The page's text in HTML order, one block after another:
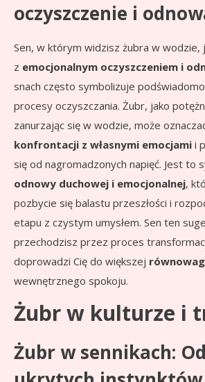
oczyszczenie i
Sen, w którym widzisz żubra w wodzie,
z emocjonalnym oczyszczeniem i
snach często symbolizuje
procesy oczyszczania. Żubr, jako
zanurzając się w wodzie, może
konfrontacji z własnymi emocjami i
się od nagromadzonych napięć. Jest to
odnowy duchowej i emocjonalnej,
pozbycie się balastu przeszłości i
etapu z czystym umysłem. Sen ten
przechodzisz przez proces
doprowadzi Cię do większej
wewnętrznego spokoju.
Żubr w kulturze i
Żubr w sennikach: